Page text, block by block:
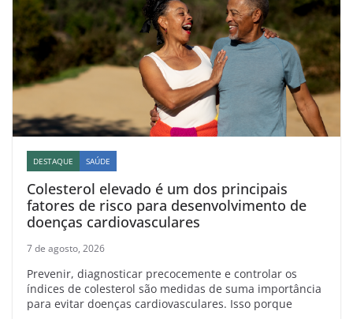
DESTAQUE SAÚDE
Colesterol elevado é um dos principais
fatores de risco para desenvolvimento de
doenças cardiovasculares
7 de agosto, 2026
Prevenir, diagnosticar precocemente e controlar os
índices de colesterol são medidas de suma importância
para evitar doenças cardiovasculares. Isso porque